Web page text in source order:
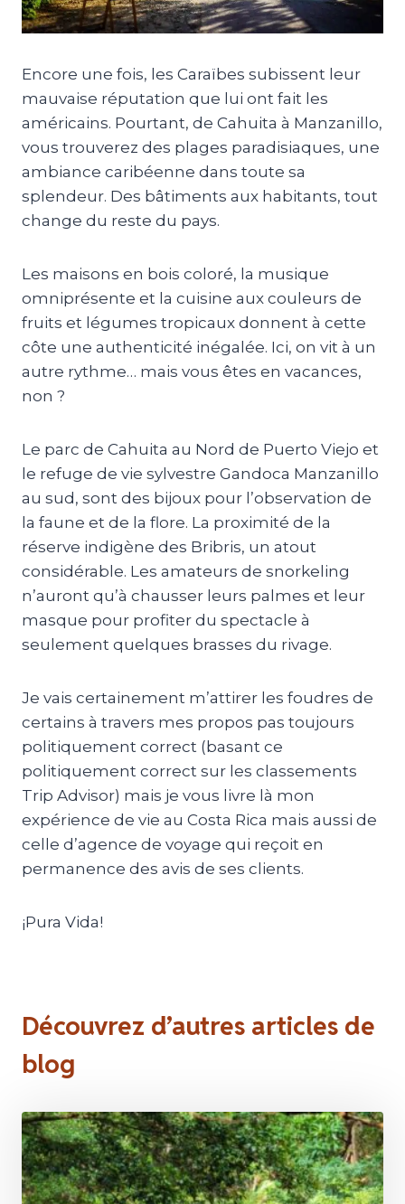
Encore une fois, les Caraïbes subissent leur
mauvaise réputation que lui ont fait les
américains. Pourtant, de Cahuita à Manzanillo,
vous trouverez des plages paradisiaques, une
ambiance caribéenne dans toute sa
splendeur. Des bâtiments aux habitants, tout
change du reste du pays.
Les maisons en bois coloré, la musique
omniprésente et la cuisine aux couleurs de
fruits et légumes tropicaux donnent à cette
côte une authenticité inégalée. Ici, on vit à un
autre rythme… mais vous êtes en vacances,
non ?
Le parc de Cahuita au Nord de Puerto Viejo et
le refuge de vie sylvestre Gandoca Manzanillo
au sud, sont des bijoux pour l’observation de
la faune et de la flore. La proximité de la
réserve indigène des Bribris, un atout
considérable. Les amateurs de snorkeling
n’auront qu’à chausser leurs palmes et leur
masque pour profiter du spectacle à
seulement quelques brasses du rivage.
Je vais certainement m’attirer les foudres de
certains à travers mes propos pas toujours
politiquement correct (basant ce
politiquement correct sur les classements
Trip Advisor) mais je vous livre là mon
expérience de vie au Costa Rica mais aussi de
celle d’agence de voyage qui reçoit en
permanence des avis de ses clients.
¡Pura Vida!
Découvrez d’autres articles de
blog